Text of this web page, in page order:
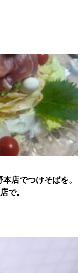
店でつけそばを。
で。